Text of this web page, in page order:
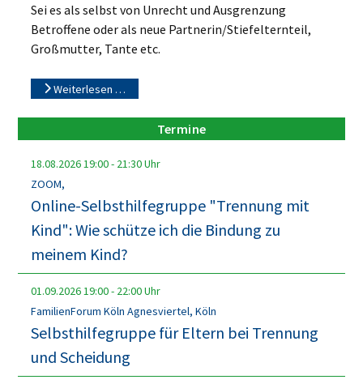
Sei es als selbst von Unrecht und Ausgrenzung
Betroffene oder als neue Partnerin/Stiefelternteil,
Großmutter, Tante etc.
Weiterlesen …
Termine
18.08.202619:00- 21:30Uhr
ZOOM,
Online-Selbsthilfegruppe "Trennung mit
Kind": Wie schütze ich die Bindung zu
meinem Kind?
01.09.202619:00- 22:00Uhr
FamilienForum Köln Agnesviertel, Köln
Selbsthilfegruppe für Eltern bei Trennung
und Scheidung